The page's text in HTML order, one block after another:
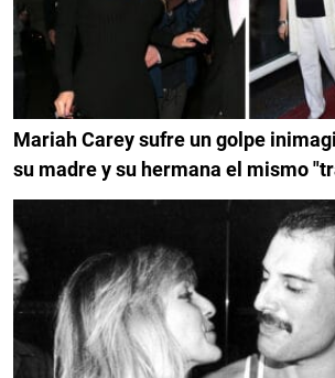
Mariah Carey sufre un golpe
su madre y su hermana el mismo